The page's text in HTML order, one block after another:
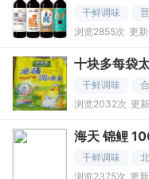
干鲜调味
浏览2855次 更
十块多每袋
干鲜调味
浏览2032次 更
干鲜调味
浏览2375次 更